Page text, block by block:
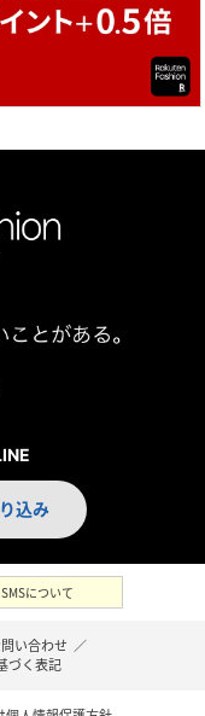
込み
について
い合わせ ／
づく表記